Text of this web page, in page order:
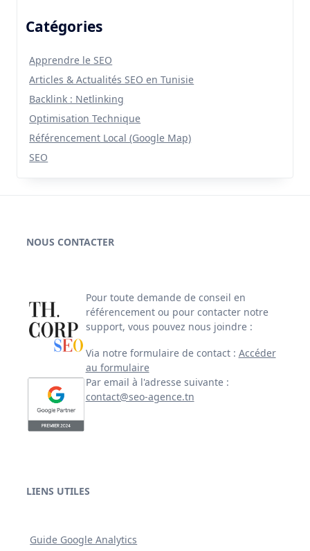
Catégories
Apprendre le SEO
Articles & Actualités SEO en Tunisie
Backlink : Netlinking
Optimisation Technique
Référencement Local (Google Map)
SEO
NOUS CONTACTER
Pour toute demande de conseil en
référencement ou pour contacter notre
support, vous pouvez nous joindre :
Via notre formulaire de contact : Accéder
au formulaire
Par email à l'adresse suivante :
contact@seo-agence.tn
LIENS UTILES
Guide Google Analytics